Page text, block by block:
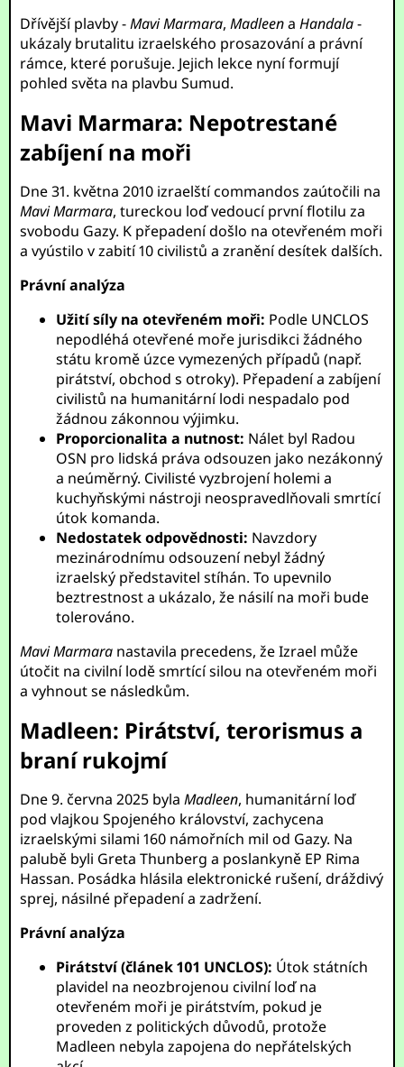
Dřívější plavby -Mavi Marmara,MadleenaHandala-
ukázaly brutalitu izraelského prosazování a právní
rámce, které porušuje. Jejich lekce nyní formují
pohled světa na plavbu Sumud.
Mavi Marmara: Nepotrestané
zabíjení na moři
Dne 31. května 2010 izraelští commandos zaútočili na
Mavi Marmara, tureckou loď vedoucí první flotilu za
svobodu Gazy. K přepadení došlo na otevřeném moři
a vyústilo v zabití 10 civilistů a zranění desítek dalších.
Právní analýza
Užití síly na otevřeném moři: Podle UNCLOS
nepodléhá otevřené moře jurisdikci žádného
státu kromě úzce vymezených případů (např.
pirátství, obchod s otroky). Přepadení a zabíjení
civilistů na humanitární lodi nespadalo pod
žádnou zákonnou výjimku.
Proporcionalita a nutnost: Nálet byl Radou
OSN pro lidská práva odsouzen jako nezákonný
a neúměrný. Civilisté vyzbrojení holemi a
kuchyňskými nástroji neospravedlňovali smrtící
útok komanda.
Nedostatek odpovědnosti: Navzdory
mezinárodnímu odsouzení nebyl žádný
izraelský představitel stíhán. To upevnilo
beztrestnost a ukázalo, že násilí na moři bude
tolerováno.
Mavi Marmara nastavila precedens, že Izrael může
útočit na civilní lodě smrtící silou na otevřeném moři
a vyhnout se následkům.
Madleen: Pirátství, terorismus a
braní rukojmí
Dne 9. června 2025 bylaMadleen, humanitární loď
pod vlajkou Spojeného království, zachycena
izraelskými silami 160 námořních mil od Gazy. Na
palubě byli Greta Thunberg a poslankyně EP Rima
Hassan. Posádka hlásila elektronické rušení, dráždivý
sprej, násilné přepadení a zadržení.
Právní analýza
Pirátství (článek 101 UNCLOS): Útok státních
plavidel na neozbrojenou civilní loď na
otevřeném moři je pirátstvím, pokud je
proveden z politických důvodů, protože
Madleen nebyla zapojena do nepřátelských